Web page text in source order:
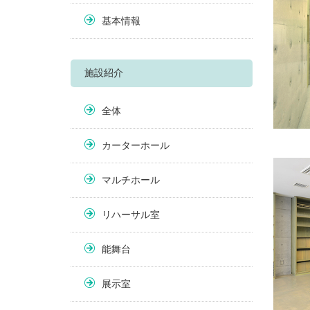
基本情報
施設紹介
全体
カーターホール
マルチホール
リハーサル室
能舞台
展示室